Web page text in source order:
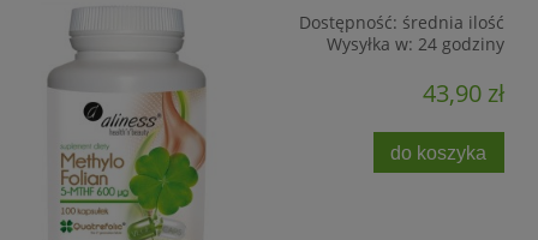
Dostępność: średnia ilość
Wysyłka w: 24 godziny
43,90 zł
do koszyka